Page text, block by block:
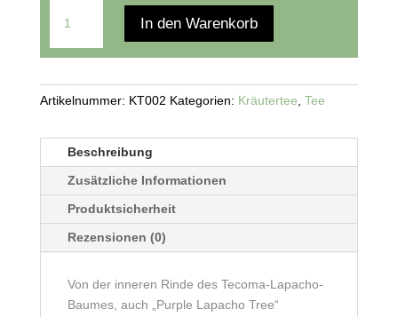
Lapacho
Menge
In den Warenkorb
Artikelnummer: KT002 Kategorien: Kräutertee Tee
Beschreibung
Zusätzliche Informationen
Produktsicherheit
Rezensionen (0)
Von der inneren Rinde des Tecoma-Lapacho-
Baumes, auch „Purple Lapacho Tree“